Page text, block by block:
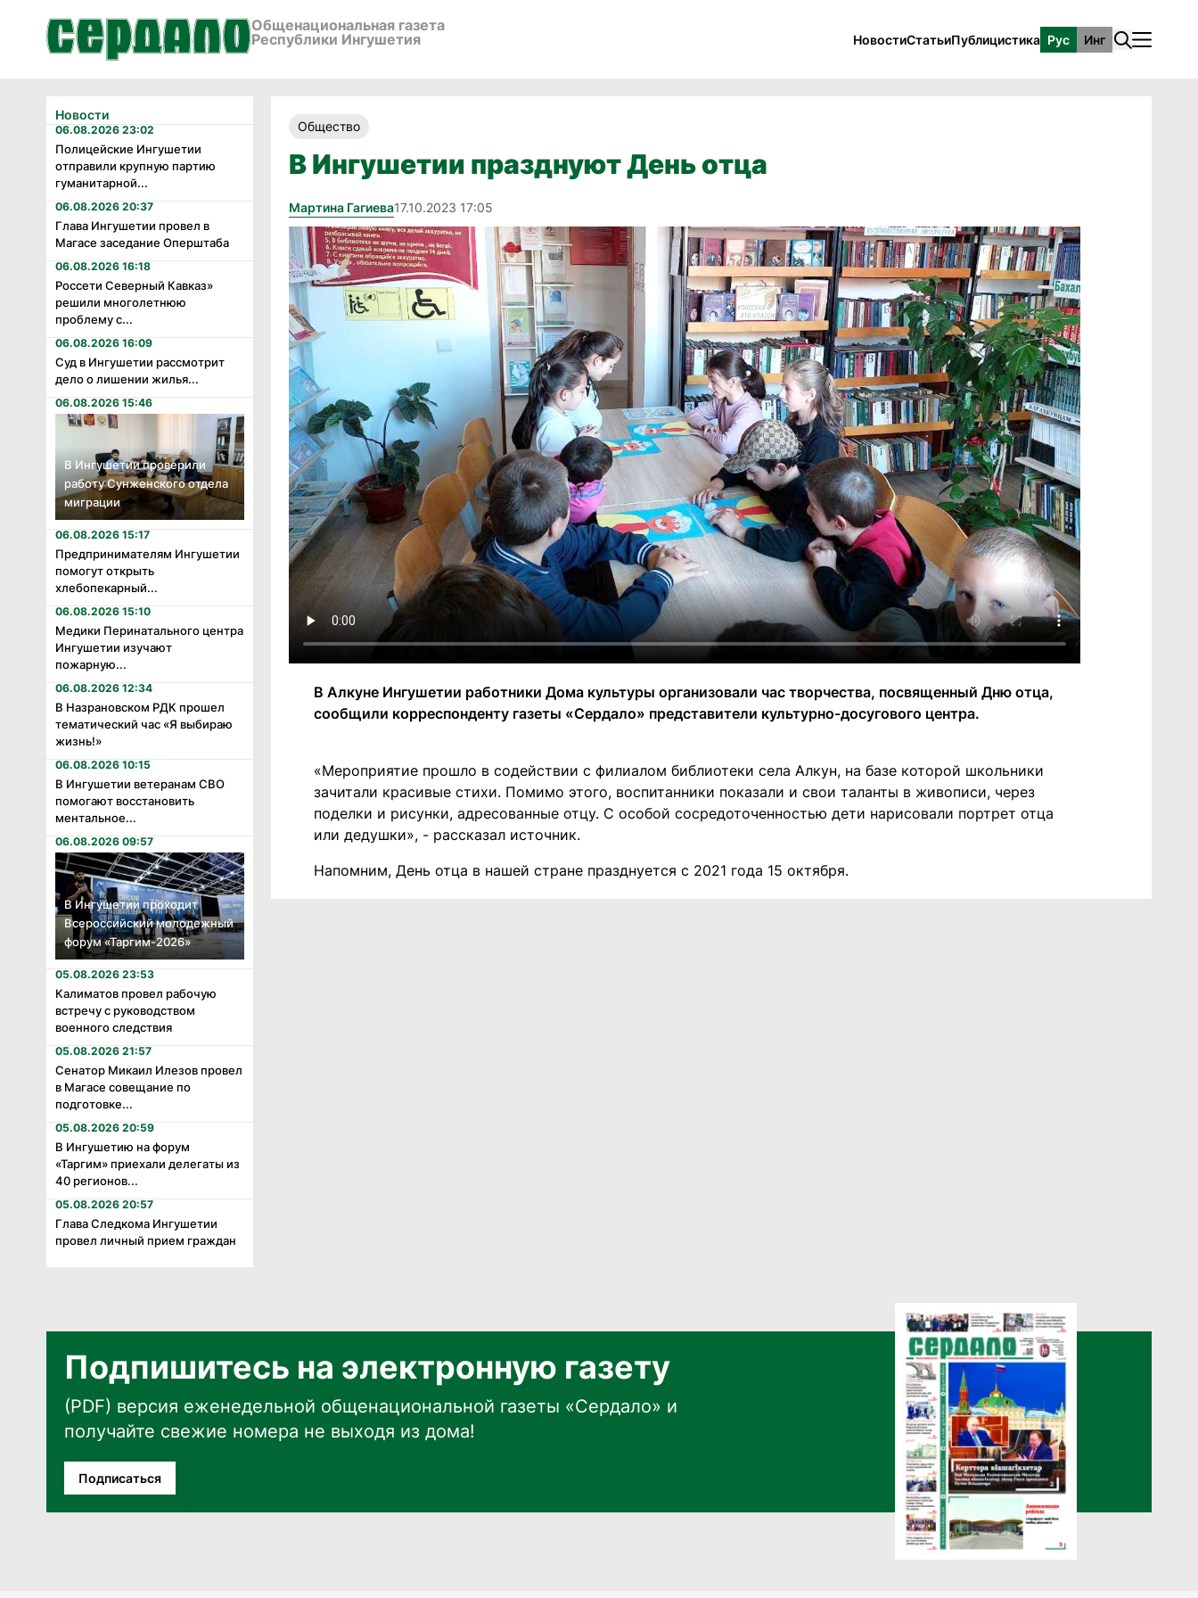
Общенациональная газета
Республики Ингушетия
НовостиСтатьиПублицистика Рус Инг
Новости
06.08.2026 23:02
Полицейские Ингушетии
отправили крупную партию
гуманитарной...
06.08.2026 20:37
Глава Ингушетии провел в
Магасе заседание Оперштаба
06.08.2026 16:18
Россети Северный Кавказ»
решили многолетнюю
проблему с...
06.08.2026 16:09
Суд в Ингушетии рассмотрит
дело о лишении жилья...
06.08.2026 15:46
В Ингушетии проверили
работу Сунженского отдела
миграции
06.08.2026 15:17
Предпринимателям Ингушетии
помогут открыть
хлебопекарный...
06.08.2026 15:10
Медики Перинатального центра
Ингушетии изучают
пожарную...
06.08.2026 12:34
В Назрановском РДК прошел
тематический час «Я выбираю
жизнь!»
06.08.2026 10:15
В Ингушетии ветеранам СВО
помогают восстановить
ментальное...
06.08.2026 09:57
В Ингушетии проходит
Всероссийский молодежный
форум «Таргим-2026»
05.08.2026 23:53
Калиматов провел рабочую
встречу с руководством
военного следствия
05.08.2026 21:57
Сенатор Микаил Илезов провел
в Магасе совещание по
подготовке...
05.08.2026 20:59
В Ингушетию на форум
«Таргим» приехали делегаты из
40 регионов...
05.08.2026 20:57
Глава Следкома Ингушетии
провел личный прием граждан
Общество
В Ингушетии празднуют День отца
Мартина Гагиева17.10.2023 17:05
В Алкуне Ингушетии работники Дома культуры организовали час творчества, посвященный Дню отца,
сообщили корреспонденту газеты «Сердало» представители культурно-досугового центра.
«Мероприятие прошло в содействии с филиалом библиотеки села Алкун, на базе которой школьники
зачитали красивые стихи. Помимо этого, воспитанники показали и свои таланты в живописи, через
поделки и рисунки, адресованные отцу. С особой сосредоточенностью дети нарисовали портрет отца
или дедушки», - рассказал источник.
Напомним, День отца в нашей стране празднуется с 2021 года 15 октября.
Подпишитесь на электронную газету
(PDF) версия еженедельной общенациональной газеты «Сердало» и
получайте свежие номера не выходя из дома!
Подписаться